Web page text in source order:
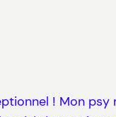
! Mon